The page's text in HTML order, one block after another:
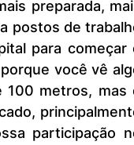
preparada,
postos de
para começar
você vê
100 metros, mas
participação